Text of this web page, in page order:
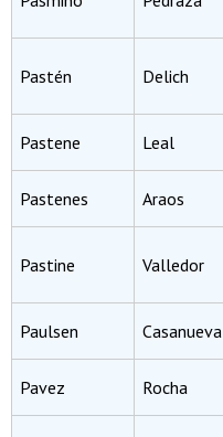
Pastén Delich
Pastene Leal
Pastenes Araos
Pastine Valledor
Paulsen Casanueva
Pavez Rocha